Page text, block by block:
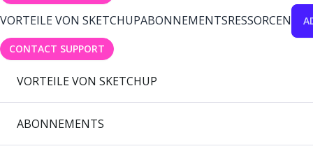
VORTEILE VON SKETCHUPABONNEMENTSRESSORCEN
CONTACT SUPPORT
VORTEILE VON SKETCHUP
ABONNEMENTS